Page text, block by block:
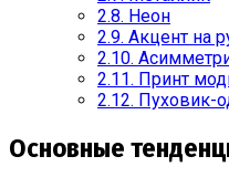
2.8. Неон
2.9. Акцент на
2.10.
2.11. Принт
2.12. Пуховик-
Основные